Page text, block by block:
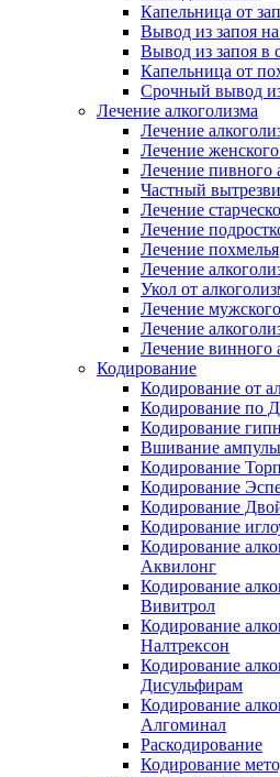
Капельница от
Вывод из запоя
Вывод из запоя в
Капельница от
Срочный вывод
Лечение алкоголизма
Лечение
Лечение
Лечение пивного
Частный
Лечение
Лечение
Лечение похмелья
Лечение
Укол от
Лечение
Лечение
Лечение винного
Кодирование
Кодирование от
Кодирование по
Кодирование
Вшивание ампулы
Кодирование
Кодирование
Кодирование
Кодирование
Кодирование
Аквилонг
Кодирование
Вивитрол
Кодирование
Налтрексон
Кодирование
Дисульфирам
Кодирование
Алгоминал
Раскодирование
Кодирование